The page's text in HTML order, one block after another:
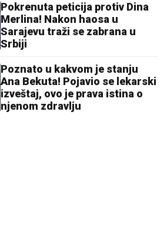
Pokrenuta peticija protiv Dina
Merlina! Nakon haosa u
Sarajevu traži se zabrana u
Srbiji
Poznato u kakvom je stanju
Ana Bekuta! Pojavio se lekarski
izveštaj, ovo je prava istina o
njenom zdravlju